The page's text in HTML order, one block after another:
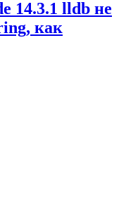
14.3.1 lldb не
как